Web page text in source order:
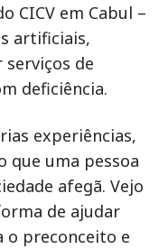
CICV em Cabul –
artificiais,
de
deficiência.
experiências,
que uma pessoa
afegã. Vejo
de ajudar
o preconceito e